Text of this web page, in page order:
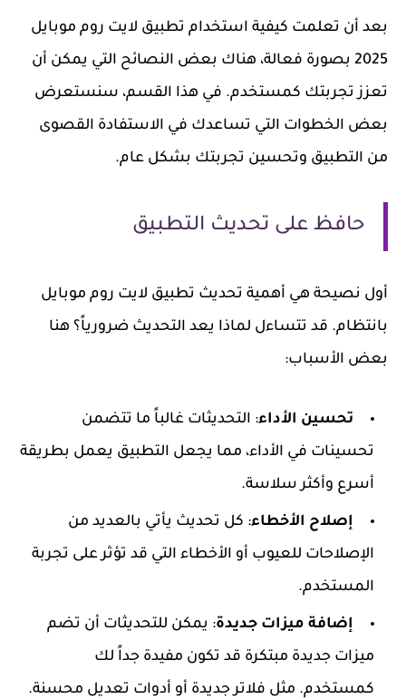
بعد أن تعلمت كيفية استخدام تطبيق لايت روم موبايل
2025 بصورة فعالة، هناك بعض النصائح التي يمكن أن
تعزز تجربتك كمستخدم. في هذا القسم، سنستعرض
بعض الخطوات التي تساعدك في الاستفادة القصوى
من التطبيق وتحسين تجربتك بشكل عام.
حافظ على تحديث التطبيق
أول نصيحة هي أهمية تحديث تطبيق لايت روم موبايل
بانتظام. قد تتساءل لماذا يعد التحديث ضرورياً؟ هنا
بعض الأسباب:
تحسين الأداء: التحديثات غالباً ما تتضمن
تحسينات في الأداء، مما يجعل التطبيق يعمل بطريقة
أسرع وأكثر سلاسة.
إصلاح الأخطاء: كل تحديث يأتي بالعديد من
الإصلاحات للعيوب أو الأخطاء التي قد تؤثر على تجربة
المستخدم.
إضافة ميزات جديدة: يمكن للتحديثات أن تضم
ميزات جديدة مبتكرة قد تكون مفيدة جداً لك
كمستخدم. مثل فلاتر جديدة أو أدوات تعديل محسنة.